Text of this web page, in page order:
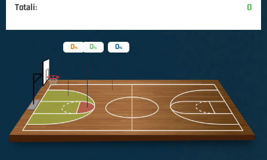
Totali:
0
0
0 0